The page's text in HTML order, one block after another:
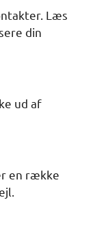
Læs
din
ud af
en række